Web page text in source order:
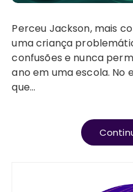
Perceu Jackson, mais conhecido como Percy, é
uma criança
confusões e nunca
ano em uma escola. No
que…